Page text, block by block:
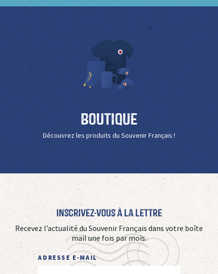
Boutique
Découvrez les produits du Souvenir Français !
Inscrivez-vous à La Lettre
Recevez l’actualité du Souvenir Français dans votre boîte
mail une fois par mois.
ADRESSE E-MAIL